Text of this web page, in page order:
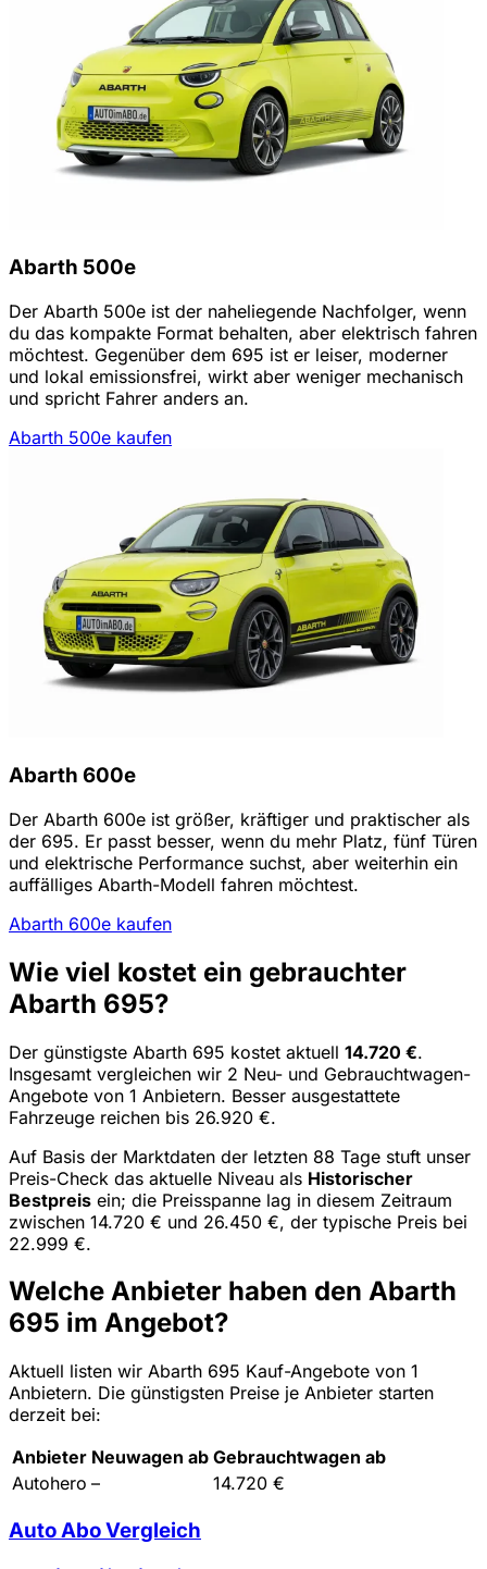
Abarth 500e
Der Abarth 500e ist der naheliegende Nachfolger, wenn
du das kompakte Format behalten, aber elektrisch fahren
möchtest. Gegenüber dem 695 ist er leiser, moderner
und lokal emissionsfrei, wirkt aber weniger mechanisch
und spricht Fahrer anders an.
Abarth 500e kaufen
Abarth 600e
Der Abarth 600e ist größer, kräftiger und praktischer als
der 695. Er passt besser, wenn du mehr Platz, fünf Türen
und elektrische Performance suchst, aber weiterhin ein
auffälliges Abarth-Modell fahren möchtest.
Abarth 600e kaufen
Wie viel kostet ein gebrauchter
Abarth 695?
Der günstigste Abarth 695 kostet aktuell 14.720 €.
Insgesamt vergleichen wir 2 Neu- und Gebrauchtwagen-
Angebote von 1 Anbietern. Besser ausgestattete
Fahrzeuge reichen bis 26.920 €.
Auf Basis der Marktdaten der letzten 88 Tage stuft unser
Preis-Check das aktuelle Niveau als Historischer
Bestpreis ein; die Preisspanne lag in diesem Zeitraum
zwischen 14.720 € und 26.450 €, der typische Preis bei
22.999 €.
Welche Anbieter haben den Abarth
695 im Angebot?
Aktuell listen wir Abarth 695 Kauf-Angebote von 1
Anbietern. Die günstigsten Preise je Anbieter starten
derzeit bei:
Anbieter Neuwagen ab Gebrauchtwagen ab
Autohero – 14.720 €
Auto Abo Vergleich